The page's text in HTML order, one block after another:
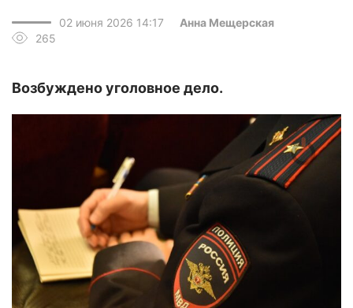
02 июня 2026 14:17
Анна Мещерская
265
Возбуждено уголовное дело.